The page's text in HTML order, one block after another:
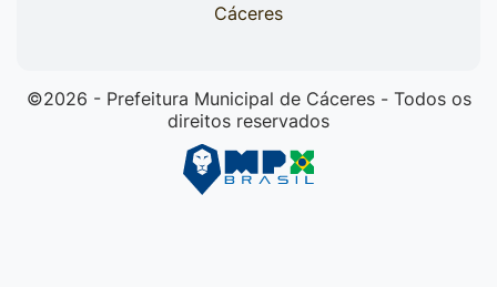
Cáceres
©2026 - Prefeitura Municipal de Cáceres - Todos os
direitos reservados